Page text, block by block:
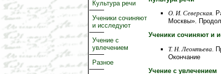
Культура речи
Ученики сочиняют
и исследуют
Учение с
увлечением
Разное
О. И. Северская.
Москвы».
Ученики сочиняют и
Т. Н. Леонтьева.
Окончание
Учение с увлечением